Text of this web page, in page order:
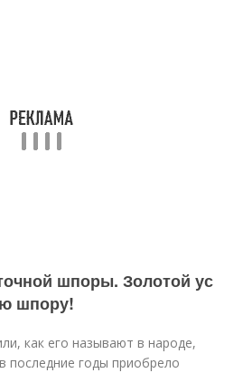
шпоры. Золотой ус
шпору!
как его называют в народе,
годы приобрело